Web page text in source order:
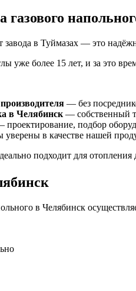
газового
в Туймазах — это
уже более 15 лет, и за это
— без
в Челябинск — собственный
проектирование, подбор
в качестве нашей
подходит для
в Челябинск